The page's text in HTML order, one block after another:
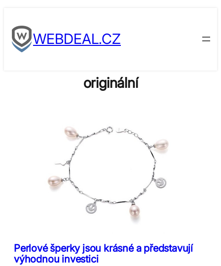
to
contentWEBDEAL.CZ
originální
Perlové šperky jsou krásné a představují
výhodnou investici